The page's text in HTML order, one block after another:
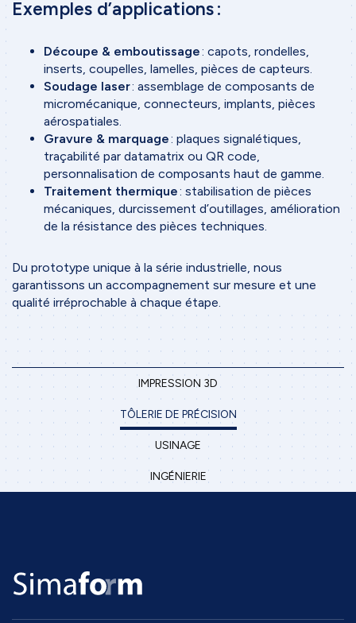
Exemples d’applications :
Découpe & emboutissage: capots, rondelles,
inserts, coupelles, lamelles, pièces de capteurs.
Soudage laser: assemblage de composants de
micromécanique, connecteurs, implants, pièces
aérospatiales.
Gravure & marquage: plaques signalétiques,
traçabilité par datamatrix ou QR code,
personnalisation de composants haut de gamme.
Traitement thermique: stabilisation de pièces
mécaniques, durcissement d’outillages, amélioration
de la résistance des pièces techniques.
Du prototype unique à la série industrielle, nous
garantissons un accompagnement sur mesure et une
qualité irréprochable à chaque étape.
IMPRESSION 3D
TÔLERIE DE PRÉCISION
USINAGE
INGÉNIERIE